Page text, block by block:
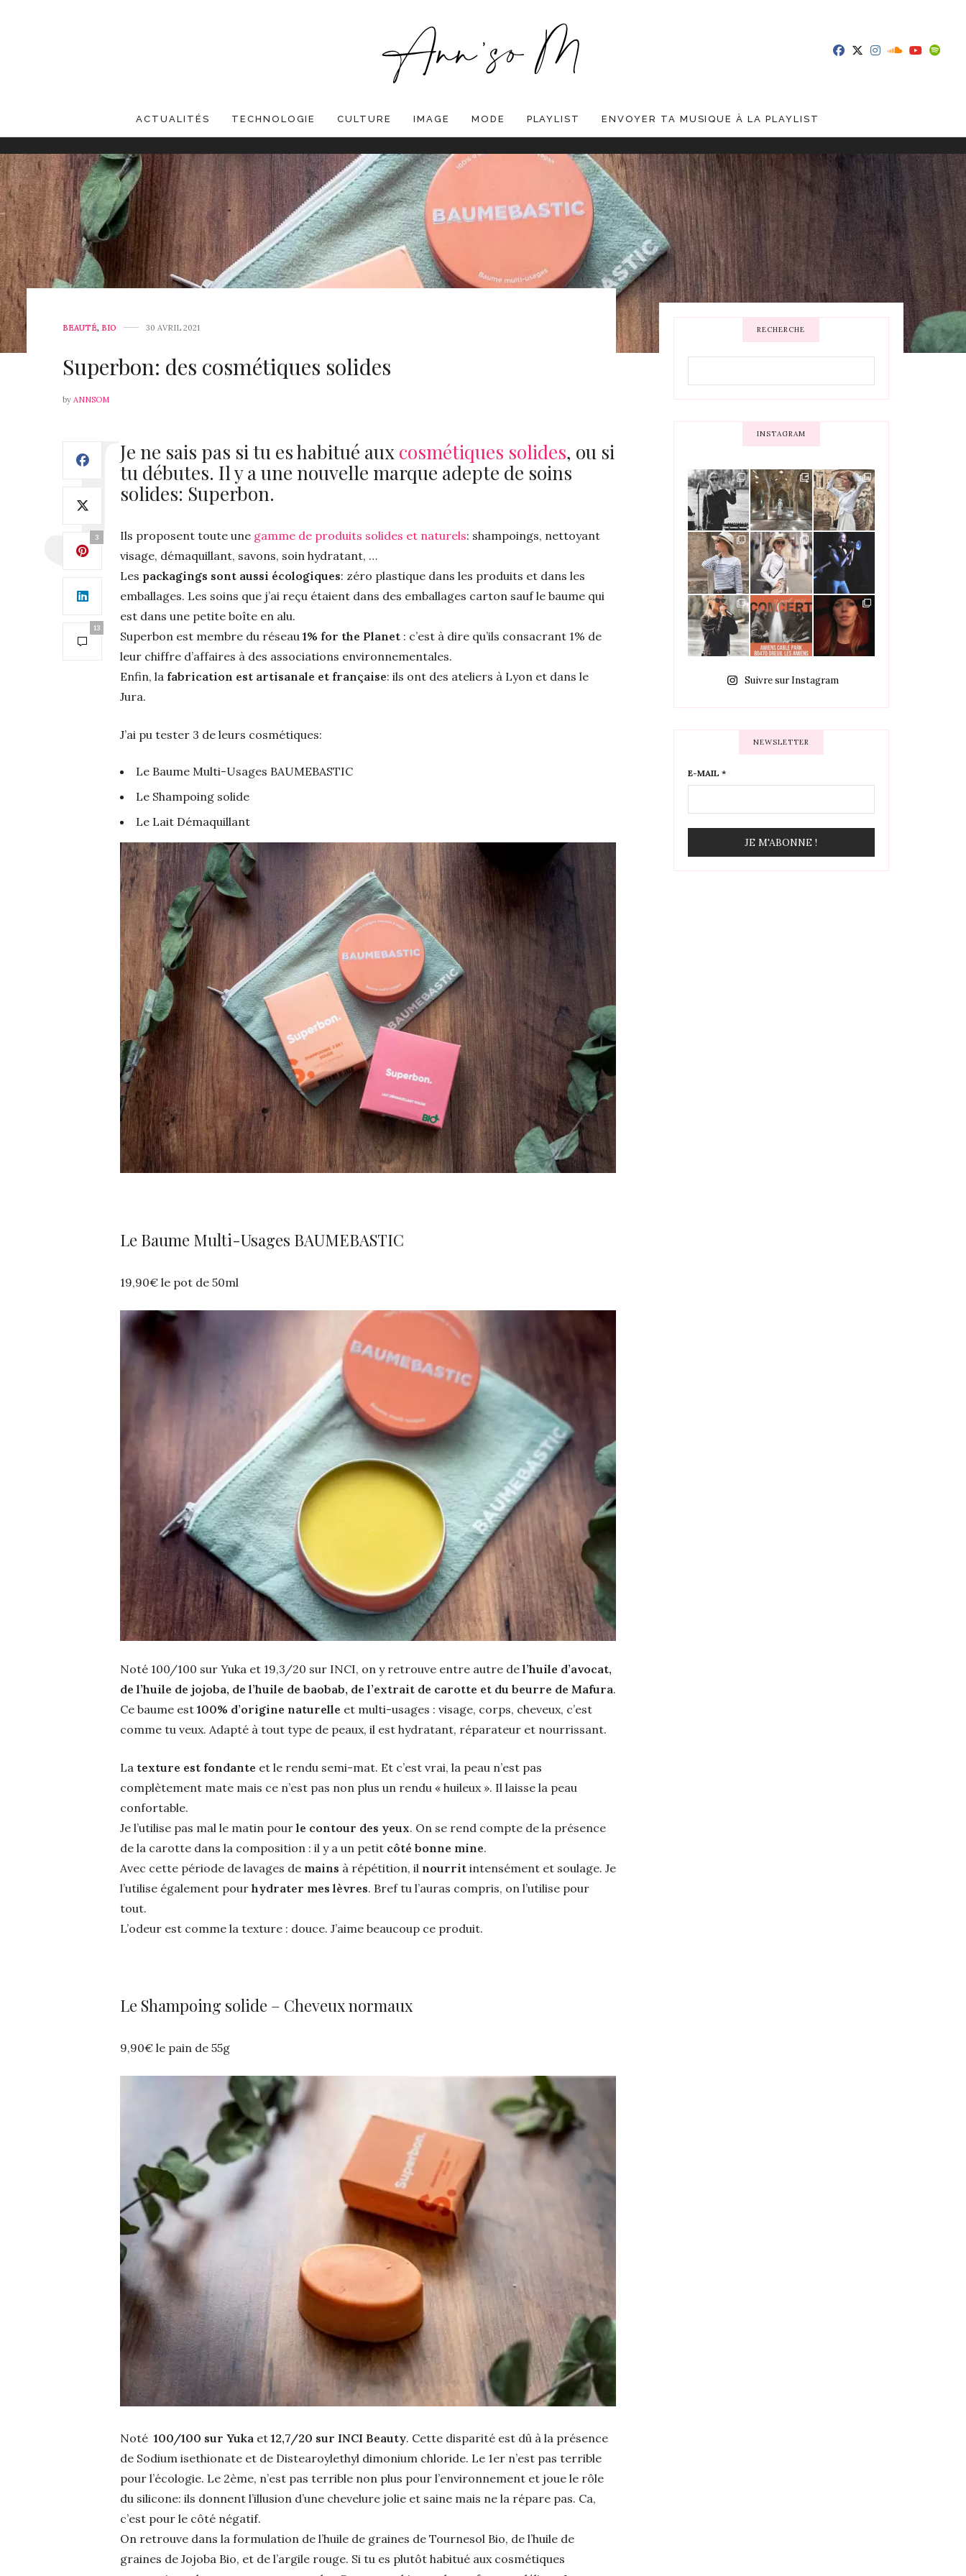
ACTUALITÉS TECHNOLOGIE CULTURE IMAGE MODE PLAYLIST ENVOYER TA MUSIQUE À LA PLAYLIST
BEAUTÉ, BIO 30 AVRIL 2021
Superbon: des cosmétiques solides
by ANNSOM
3
13
Je ne sais pas si tu es habitué aux cosmétiques solides, ou si
tu débutes. Il y a une nouvelle marque adepte de soins
solides: Superbon.
Ils proposent toute une gamme de produits solides et naturels: shampoings, nettoyant
visage, démaquillant, savons, soin hydratant, …
Les packagings sont aussi écologiques: zéro plastique dans les produits et dans les
emballages. Les soins que j’ai reçu étaient dans des emballages carton sauf le baume qui
est dans une petite boîte en alu.
Superbon est membre du réseau 1% for the Planet : c’est à dire qu’ils consacrant 1% de
leur chiffre d’affaires à des associations environnementales.
Enfin, la fabrication est artisanale et française: ils ont des ateliers à Lyon et dans le
Jura.
J’ai pu tester 3 de leurs cosmétiques:
Le Baume Multi-Usages BAUMEBASTIC
Le Shampoing solide
Le Lait Démaquillant
Le Baume Multi-Usages BAUMEBASTIC
19,90€ le pot de 50ml
Noté 100/100 sur Yuka et 19,3/20 sur INCI, on y retrouve entre autre de l’huile d’avocat,
de l’huile de jojoba, de l’huile de baobab, de l’extrait de carotte et du beurre de Mafura.
Ce baume est 100% d’origine naturelle et multi-usages : visage, corps, cheveux, c’est
comme tu veux. Adapté à tout type de peaux, il est hydratant, réparateur et nourrissant.
La texture est fondante et le rendu semi-mat. Et c’est vrai, la peau n’est pas
complètement mate mais ce n’est pas non plus un rendu « huileux ». Il laisse la peau
confortable.
Je l’utilise pas mal le matin pour le contour des yeux. On se rend compte de la présence
de la carotte dans la composition : il y a un petit côté bonne mine.
Avec cette période de lavages de mains à répétition, il nourrit intensément et soulage. Je
l’utilise également pour hydrater mes lèvres. Bref tu l’auras compris, on l’utilise pour
tout.
L’odeur est comme la texture : douce. J’aime beaucoup ce produit.
Le Shampoing solide – Cheveux normaux
9,90€ le pain de 55g
Noté 100/100 sur Yuka et 12,7/20 sur INCI Beauty. Cette disparité est dû à la présence
de Sodium isethionate et de Distearoylethyl dimonium chloride. Le 1er n’est pas terrible
pour l’écologie. Le 2ème, n’est pas terrible non plus pour l’environnement et joue le rôle
du silicone: ils donnent l’illusion d’une chevelure jolie et saine mais ne la répare pas. Ca,
c’est pour le côté négatif.
On retrouve dans la formulation de l’huile de graines de Tournesol Bio, de l’huile de
graines de Jojoba Bio, et de l’argile rouge. Si tu es plutôt habitué aux cosmétiques
RECHERCHE
INSTAGRAM
Suivre sur Instagram
NEWSLETTER
E-MAIL *